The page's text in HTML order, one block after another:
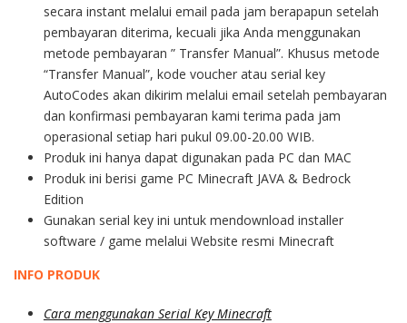
secara instant melalui email pada jam berapapun setelah
pembayaran diterima, kecuali jika Anda menggunakan
metode pembayaran ” Transfer Manual”. Khusus metode
“Transfer Manual”, kode voucher atau serial key
AutoCodes akan dikirim melalui email setelah pembayaran
dan konfirmasi pembayaran kami terima pada jam
operasional setiap hari pukul 09.00-20.00 WIB.
Produk ini hanya dapat digunakan pada PC dan MAC
Produk ini berisi game PC Minecraft JAVA & Bedrock
Edition
Gunakan serial key ini untuk mendownload installer
software / game melalui Website resmi Minecraft
INFO PRODUK
Cara menggunakan Serial Key Minecraft